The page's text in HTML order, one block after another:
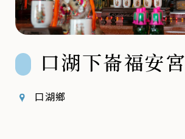
口湖下崙福安宮
口湖鄉